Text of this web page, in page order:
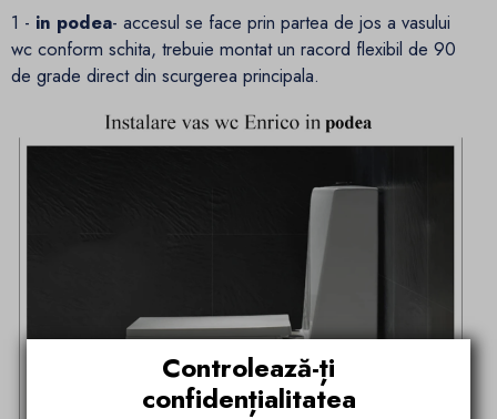
1 - in podea- accesul se face prin partea de jos a vasului
wc conform schita, trebuie montat un racord flexibil de 90
de grade direct din scurgerea principala.
Controlează-ți
confidențialitatea